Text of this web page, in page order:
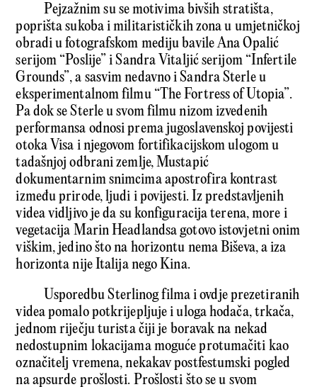
Pejzažnim su se motivima bivših stratišta,
poprišta sukoba i militarističkih zona u umjetničkoj
obradi u fotografskom mediju bavile Ana Opalić
serijom “Poslije” i Sandra Vitaljić serijom “Infertile
Grounds”, a sasvim nedavno i Sandra Sterle u
eksperimentalnom filmu “The Fortress of Utopia”.
Pa dok se Sterle u svom filmu nizom izvedenih
performansa odnosi prema jugoslavenskoj povijesti
otoka Visa i njegovom fortifikacijskom ulogom u
tadašnjoj odbrani zemlje, Mustapić
dokumentarnim snimcima apostrofira kontrast
između prirode, ljudi i povijesti. Iz predstavljenih
videa vidljivo je da su konfiguracija terena, more i
vegetacija Marin Headlandsa gotovo istovjetni onim
viškim, jedino što na horizontu nema Biševa, a iza
horizonta nije Italija nego Kina.
Usporedbu Sterlinog filma i ovdje prezetiranih
videa pomalo potkrijepljuje i uloga hodača, trkača,
jednom riječju turista čiji je boravak na nekad
nedostupnim lokacijama moguće protumačiti kao
označitelj vremena, nekakav postfestumski pogled
na apsurde prošlosti. Prošlosti što se u svom